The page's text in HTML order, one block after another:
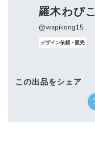
羅木わぴこ
@wapikong15
デザイン依頼・販売
この出品をシェア